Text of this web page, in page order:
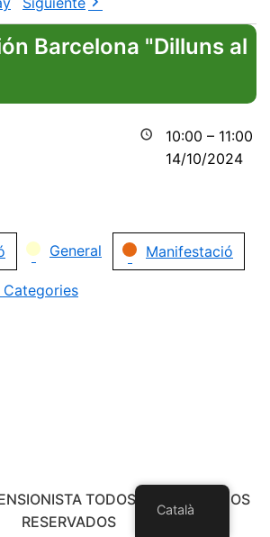
Barcelona "Dilluns al
10:00 – 11:00
14/10/2024
General Manifestació
Categories
TODOS LOS DERECHOS
RESERVADOS
Català